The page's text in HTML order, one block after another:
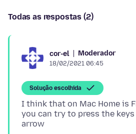
Todas as respostas (2)
cor-el Moderador
18/02/2021 06:45
Solução escolhida
I think that on Mac Home is
you can try to press the